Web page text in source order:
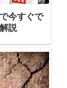
今すぐで
説